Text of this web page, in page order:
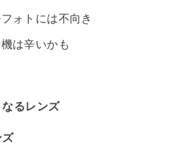
ォトには不向き
は辛いかも
るレンズ
ズ